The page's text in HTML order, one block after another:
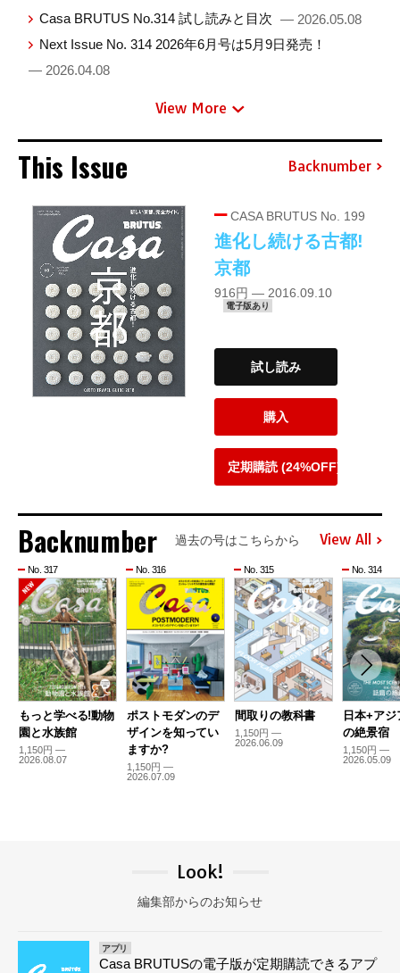
Casa BRUTUS No.314 試し読みと目次 — 2026.05.08
Next Issue No. 314 2026年6月号は5月9日発売！
— 2026.04.08
View More
This Issue Backnumber
CASA BRUTUS No. 199
進化し続ける古都!
京都
916円 — 2016.09.10
電子版あり
試し読み
購入
定期購読 (24%OFF)
Backnumber 過去の号はこちらから View All
No. 317
もっと学べる!動物
園と水族館
1,150円 —
2026.08.07
No. 316
ポストモダンのデ
ザインを知ってい
ますか?
1,150円 —
2026.07.09
No. 315
間取りの教科書
1,150円 —
2026.06.09
No. 314
日本+アジ
の絶景宿
1,150円 —
2026.05.09
Look!
編集部からのお知らせ
アプリ
Casa BRUTUSの電子版が定期購読できるアプ